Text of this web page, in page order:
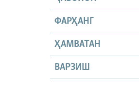
ФАРҲАНГ
ҲАМВАТАН
ВАРЗИШ